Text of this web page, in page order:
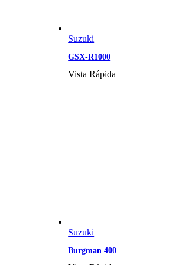
Suzuki
GSX-R1000
Vista Rápida
Suzuki
Burgman 400